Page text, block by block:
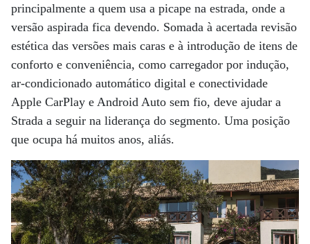
principalmente a quem usa a picape na estrada, onde a
versão aspirada fica devendo. Somada à acertada revisão
estética das versões mais caras e à introdução de itens de
conforto e conveniência, como carregador por indução,
ar-condicionado automático digital e conectividade
Apple CarPlay e Android Auto sem fio, deve ajudar a
Strada a seguir na liderança do segmento. Uma posição
que ocupa há muitos anos, aliás.